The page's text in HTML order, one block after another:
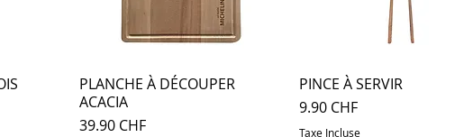
Aperçu rapide
PLANCHE À DÉCOUPER
ACACIA
Prix
39.90 CHF
Aperçu rapide
PINCE À SERVIR
Prix
9.90 CHF
Taxe Incluse